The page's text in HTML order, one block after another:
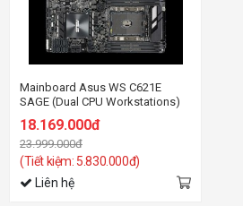
Mainboard Asus WS C621E
SAGE (Dual CPU Workstations)
18.169.000đ
23.999.000đ
(Tiết kiệm: 5.830.000đ)
Liên hệ